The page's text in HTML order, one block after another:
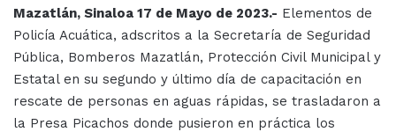
Mazatlán, Sinaloa 17 de Mayo de 2023.- Elementos de
Policía Acuática, adscritos a la Secretaría de Seguridad
Pública, Bomberos Mazatlán, Protección Civil Municipal y
Estatal en su segundo y último día de capacitación en
rescate de personas en aguas rápidas, se trasladaron a
la Presa Picachos donde pusieron en práctica los